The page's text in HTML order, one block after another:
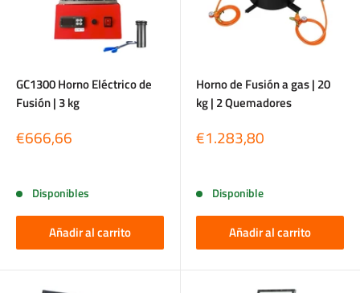
GC1300 Horno Eléctrico de
Fusión | 3 kg
Precio
de
€666,66
Disponibles
Añadir al carrito
Horno de Fusión a gas | 20
kg | 2 Quemadores
Precio
de
€1.283,80
Disponible
Añadir al carrito